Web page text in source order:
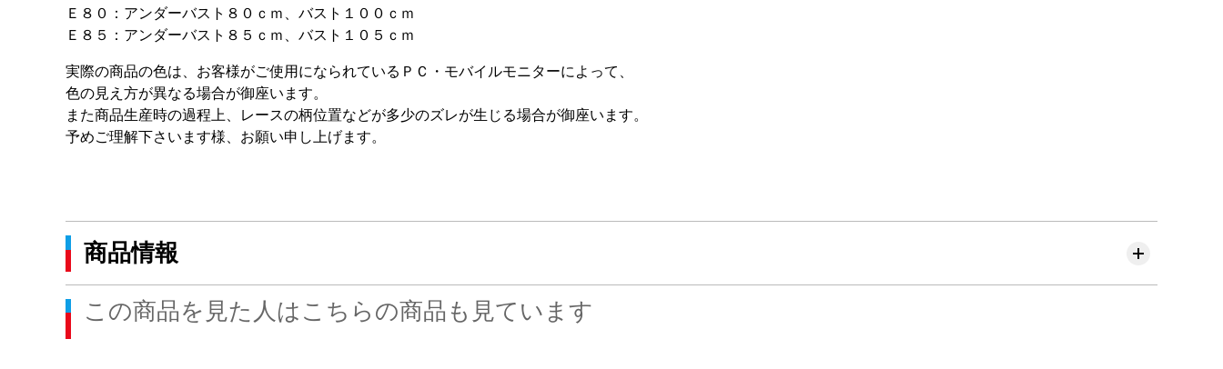
Ｅ８０：アンダーバスト８０ｃｍ、バスト１００ｃｍ
Ｅ８５：アンダーバスト８５ｃｍ、バスト１０５ｃｍ
実際の商品の色は、お客様がご使用になられているＰＣ・モバイルモニターによって、
色の見え方が異なる場合が御座います。
また商品生産時の過程上、レースの柄位置などが多少のズレが生じる場合が御座います。
予めご理解下さいます様、お願い申し上げます。
商品情報
この商品を見た人はこちらの商品も見ています